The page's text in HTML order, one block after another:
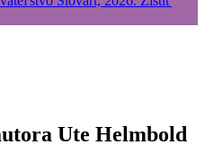
Ute Helmbold